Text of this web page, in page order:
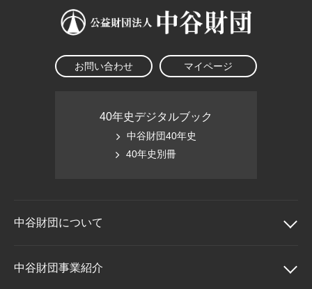
お問い合わせ マイページ
40年史デジタルブック
中谷財団40年史
40年史別冊
中谷財団について
中谷財団について
中谷財団事業紹介